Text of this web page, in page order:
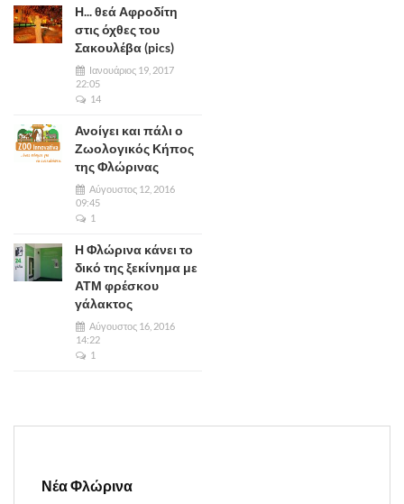
Η... θεά Αφροδίτη
στις όχθες του
Σακουλέβα (pics)
Ιανουάριος 19, 2017
22:05
14
Ανοίγει και πάλι ο
Ζωολογικός Κήπος
της Φλώρινας
Αύγουστος 12, 2016
09:45
1
Η Φλώρινα κάνει το
δικό της ξεκίνημα με
ΑΤΜ φρέσκου
γάλακτος
Αύγουστος 16, 2016
14:22
1
Νέα Φλώρινα